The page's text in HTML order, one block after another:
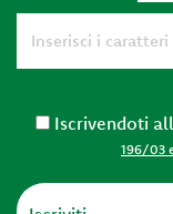
Iscrivendoti
196/03